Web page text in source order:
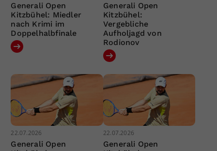
Generali Open
Kitzbühel: Miedler
nach Krimi im
Doppelhalbfinale
Generali Open
Kitzbühel:
Vergebliche
Aufholjagd von
Rodionov
22.07.2026
Generali Open
22.07.2026
Generali Open